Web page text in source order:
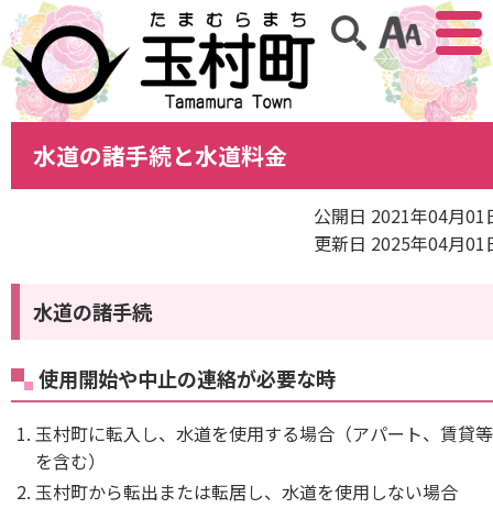
アクセ
サイト内検索
水道の諸手続と水道料金
公開日 2021年04月01
更新日 2025年04月01
水道の諸手続
使用開始や中止の連絡が必要な時
玉村町に転入し、水道を使用する場合（アパート、賃貸等
を含む）
玉村町から転出または転居し、水道を使用しない場合